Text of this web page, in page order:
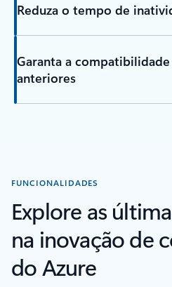
Reduza o tempo de
Garanta a
anteriores
FUNCIONALIDADES
Explore as
na inovação de
do Azure